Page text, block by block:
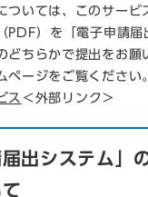
ついては、このサービ
PDF）を「電子申請届
どちらかで提出をお願
ページをご覧ください。
ス ＜外部リンク＞
届出システム」